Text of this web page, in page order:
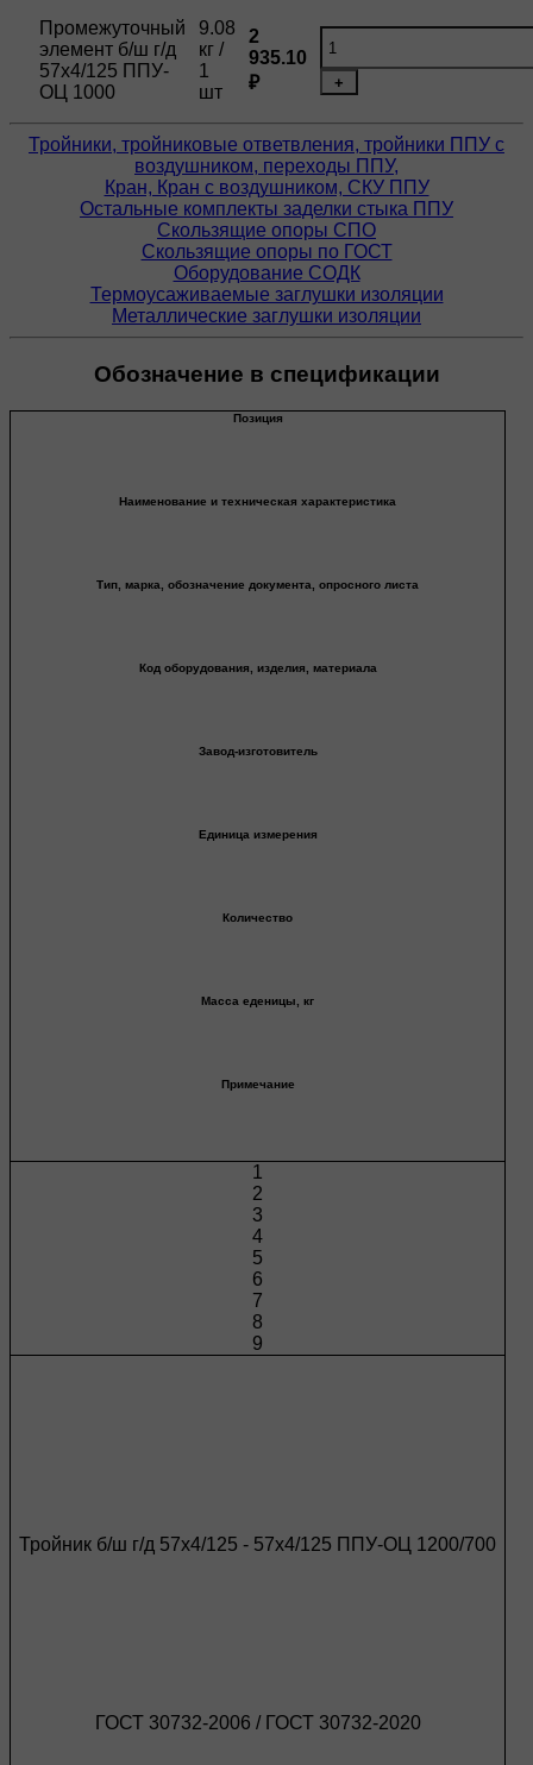
Промежуточный
элемент б/ш г/д
57х4/125 ППУ-
ОЦ 1000
9.08
кг /
1
шт
2
935.10
₽
+
Тройники, тройниковые ответвления, тройники ППУ с
воздушником, переходы ППУ,
Кран, Кран с воздушником, СКУ ППУ
Остальные комплекты заделки стыка ППУ
Скользящие опоры СПО
Скользящие опоры по ГОСТ
Оборудование СОДК
Термоусаживаемые заглушки изоляции
Металлические заглушки изоляции
Обозначение в спецификации
Позиция
Наименование и техническая характеристика
Тип, марка, обозначение документа, опросного листа
Код оборудования, изделия, материала
Завод-изготовитель
Единица измерения
Количество
Масса еденицы, кг
Примечание
1
2
3
4
5
6
7
8
9
Тройник б/ш г/д 57х4/125 - 57х4/125 ППУ-ОЦ 1200/700
ГОСТ 30732-2006 / ГОСТ 30732-2020